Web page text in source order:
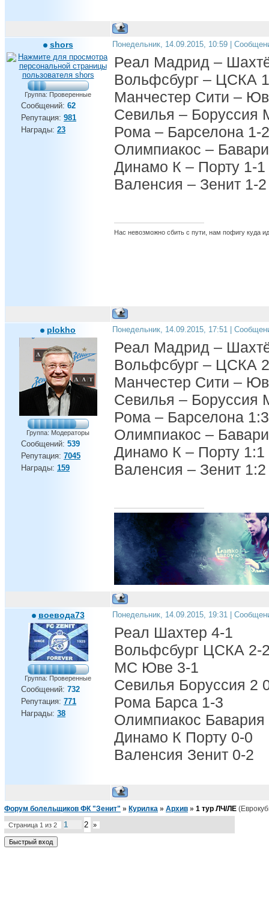
shors
Группа: Проверенные
Сообщений: 62
Репутация: 981
Награды: 23
Понедельник, 14.09.2015, 10:59 |
Реал Мадрид –
Вольфсбург – ЦСКА
Манчестер Сити –
Севилья – Боруссия
Рома – Барселона 1-2
Олимпиакос –
Динамо К – Порту 1-1
Валенсия – Зенит 1-2
Нас невозможно сбить с пути, нам пофигу куда
plokho
Группа: Модераторы
Сообщений: 539
Репутация: 7045
Награды: 159
Понедельник, 14.09.2015, 17:51 |
Реал Мадрид –
Вольфсбург – ЦСКА
Манчестер Сити –
Севилья – Боруссия
Рома – Барселона 1:3
Олимпиакос –
Динамо К – Порту 1:1
Валенсия – Зенит 1:2
воевода73
Группа: Проверенные
Сообщений: 732
Репутация: 771
Награды: 38
Понедельник, 14.09.2015, 19:31 |
Реал Шахтер 4-1
Вольфсбург ЦСКА 2-
МС Юве 3-1
Севилья Боруссия 2
Рома Барса 1-3
Олимпиакос Бавария
Динамо К Порту 0-0
Валенсия Зенит 0-2
Форум болельщиков ФК "Зенит" » Курилка » Архив » 1 тур ЛЧ/ЛЕ
Страница 1 из 2 1 2 »